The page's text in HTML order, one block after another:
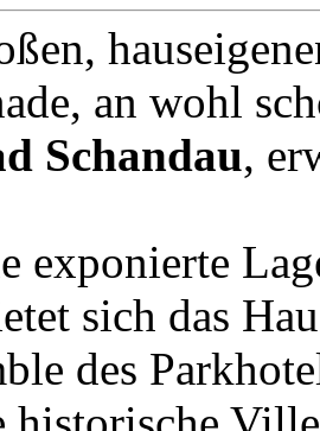
an wohl
Schandau,
exponierte
sich das
des